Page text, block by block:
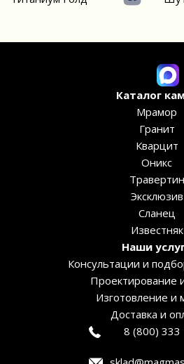
Каталог
Мрамор
Гранит
Кварцит
Оникс
Травертин
Эксклюзив
Сланец
Известняк
Наши
Консультации и
Проектирование
Изготовление и
Доставка и
8 (800) 333